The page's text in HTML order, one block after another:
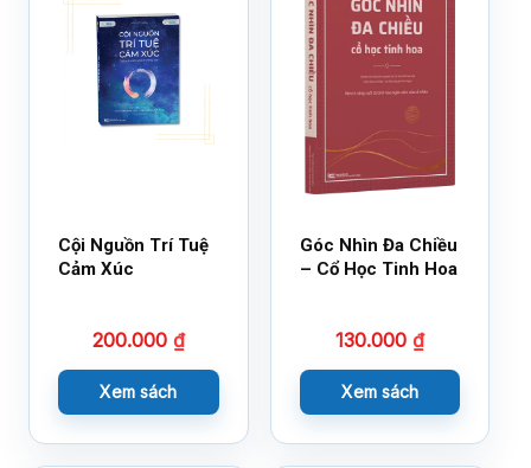
Cội Nguồn Trí Tuệ
Cảm Xúc
200.000 ₫
Xem sách
Góc Nhìn Đa Chiều
– Cổ Học Tinh Hoa
130.000 ₫
Xem sách